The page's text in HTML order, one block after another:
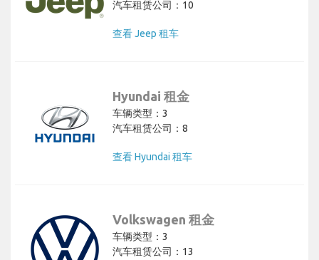
汽车租赁公司：10
查看 Jeep 租车
Hyundai 租金
车辆类型：3
汽车租赁公司：8
查看 Hyundai 租车
Volkswagen 租金
车辆类型：3
汽车租赁公司：13